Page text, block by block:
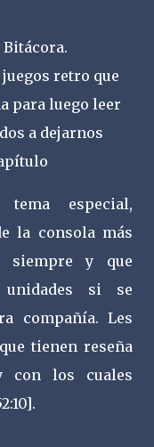
retro que
para luego leer
a dejarnos
especial,
la consola más
siempre y que
unidades si se
compañía. Les
tienen reseña
con los cuales